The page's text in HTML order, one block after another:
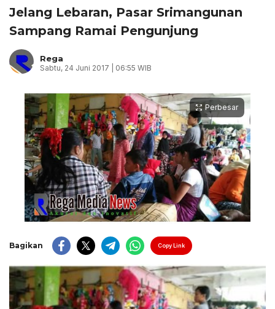
Jelang Lebaran, Pasar Srimangunan
Sampang Ramai Pengunjung
Rega
Sabtu, 24 Juni 2017 | 06:55 WIB
Perbesar
Bagikan Copy Link